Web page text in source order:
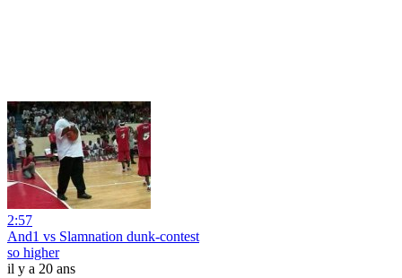
2:57
And1 vs Slamnation dunk-contest
so higher
il y a 20 ans